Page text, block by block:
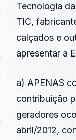
Tecnologia
TIC,
calçados e
apresentar a
a) APENAS
contribuição
geradores
abril/2012,